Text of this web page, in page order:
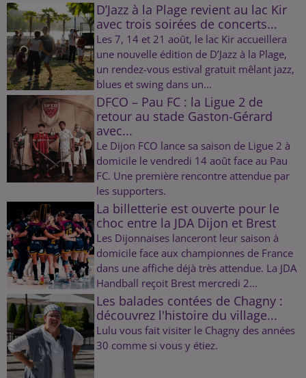
D’Jazz à la Plage revient au lac Kir
avec trois soirées de concerts...
Les 7, 14 et 21 août, le lac Kir accueillera
une nouvelle édition de D’Jazz à la Plage,
un rendez-vous estival gratuit mêlant jazz,
blues et swing dans un...
DFCO – Pau FC : la Ligue 2 de
retour au stade Gaston-Gérard
avec...
Le Dijon FCO lance sa saison de Ligue 2 à
domicile le vendredi 14 août face au Pau
FC. Une première rencontre attendue par
les supporters.
La billetterie est ouverte pour le
choc entre la JDA Dijon et Brest
Les Dijonnaises lanceront leur saison à
domicile face aux championnes de France
dans une affiche déjà très attendue. La JDA
Handball reçoit Brest mercredi 2...
Les balades contées de Chagny :
découvrez l'histoire du village...
Lulu vous fait visiter le Chagny des années
30 comme si vous y étiez.